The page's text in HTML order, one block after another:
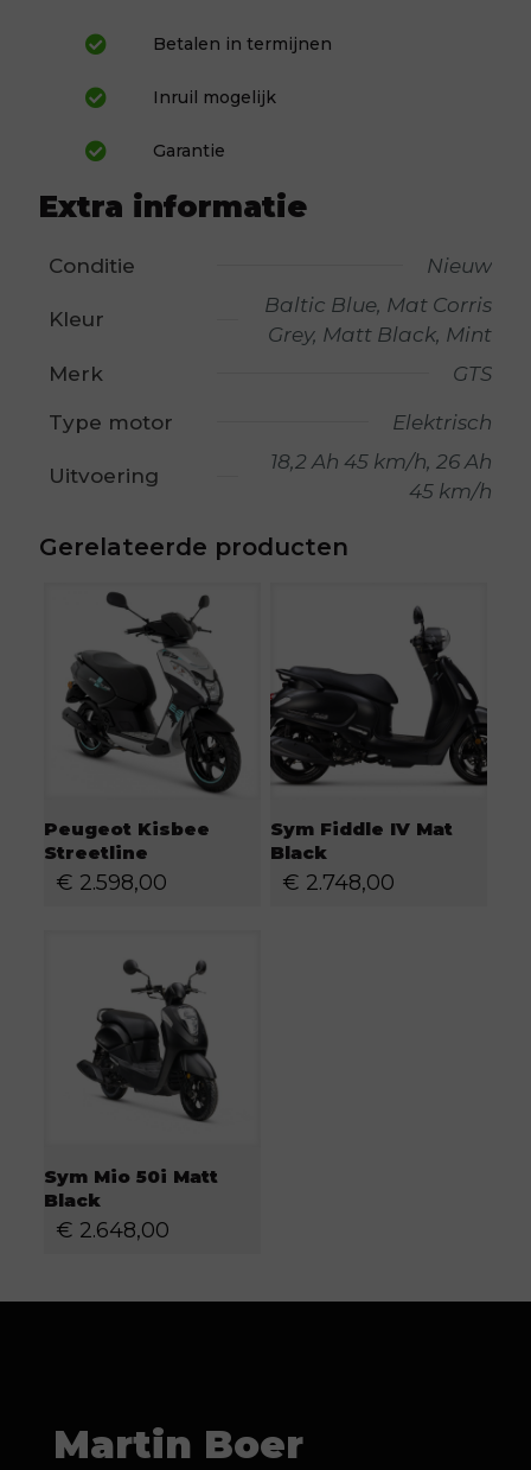
Betalen in termijnen
Inruil mogelijk
Garantie
Extra informatie
Conditie Nieuw
Kleur
Baltic Blue, Mat Corris
Grey, Matt Black, Mint
Merk
GTS
Type motor Elektrisch
Uitvoering
18,2 Ah 45 km/h, 26 Ah
45 km/h
Gerelateerde producten
Peugeot Kisbee
Streetline
€ 2.598,00
Sym Fiddle IV Mat
Black
€ 2.748,00
Sym Mio 50i Matt
Black
€ 2.648,00
Martin Boer